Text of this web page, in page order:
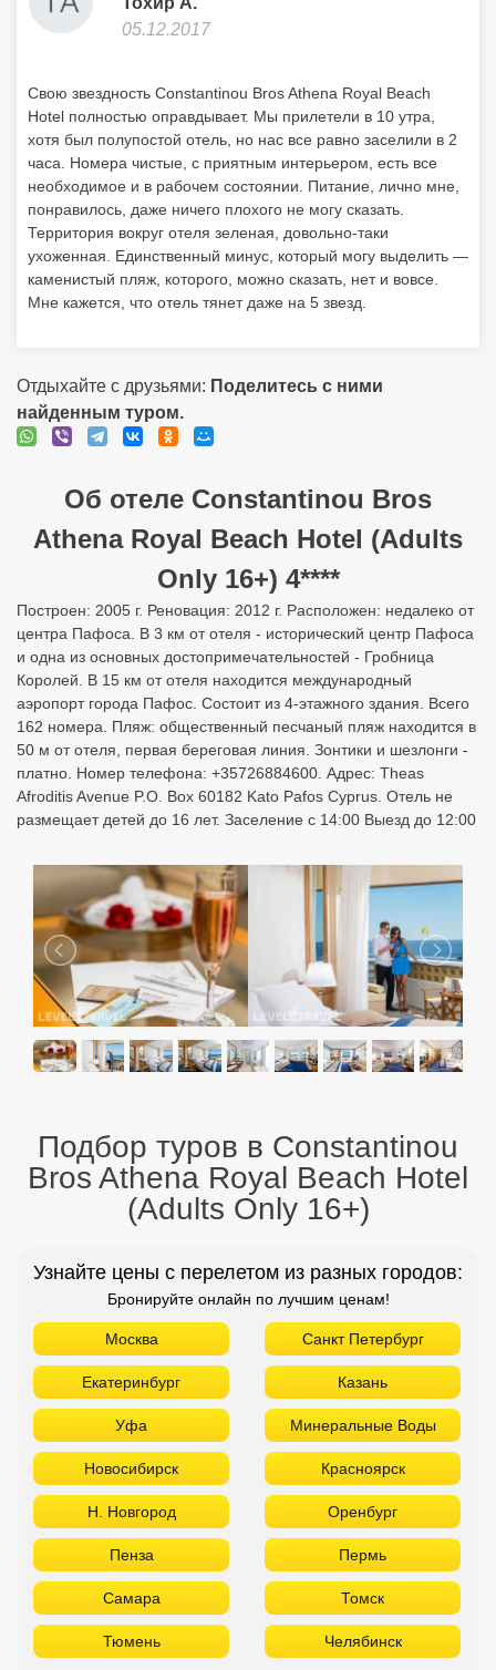
05.12.2017
Свою звездность Constantinou Bros Athena Royal Beach
Hotel полностью оправдывает. Мы прилетели в 10 утра,
хотя был полупостой отель, но нас все равно заселили в 2
часа. Номера чистые, с приятным интерьером, есть все
необходимое и в рабочем состоянии. Питание, лично мне,
понравилось, даже ничего плохого не могу сказать.
Территория вокруг отеля зеленая, довольно-таки
ухоженная. Единственный минус, который могу выделить —
каменистый пляж, которого, можно сказать, нет и вовсе.
Мне кажется, что отель тянет даже на 5 звезд.
Отдыхайте с друзьями: Поделитесь с ними
найденным туром.
Об отеле Constantinou Bros
Athena Royal Beach Hotel (Adults
Only 16+) 4****
Построен: 2005 г. Реновация: 2012 г. Расположен: недалеко от
центра Пафоса. В 3 км от отеля - исторический центр Пафоса
и одна из основных достопримечательностей - Гробница
Королей. В 15 км от отеля находится международный
аэропорт города Пафос. Состоит из 4-этажного здания. Всего
162 номера. Пляж: общественный песчаный пляж находится в
50 м от отеля, первая береговая линия. Зонтики и шезлонги -
платно. Номер телефона: +35726884600. Адрес: Theas
Afroditis Avenue P.O. Box 60182 Kato Pafos Cyprus. Отель не
размещает детей до 16 лет. Заселение с 14:00 Выезд до 12:00
Подбор туров в Constantinou
Bros Athena Royal Beach Hotel
(Adults Only 16+)
Узнайте цены с перелетом из разных городов:
Бронируйте онлайн по лучшим ценам!
Москва Санкт Петербург
Екатеринбург Казань
Уфа Минеральные Воды
Новосибирск Красноярск
Н. Новгород Оренбург
Пенза Пермь
Самара Томск
Тюмень Челябинск